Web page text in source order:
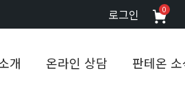
로그인 0
개 온라인 상담 판테온